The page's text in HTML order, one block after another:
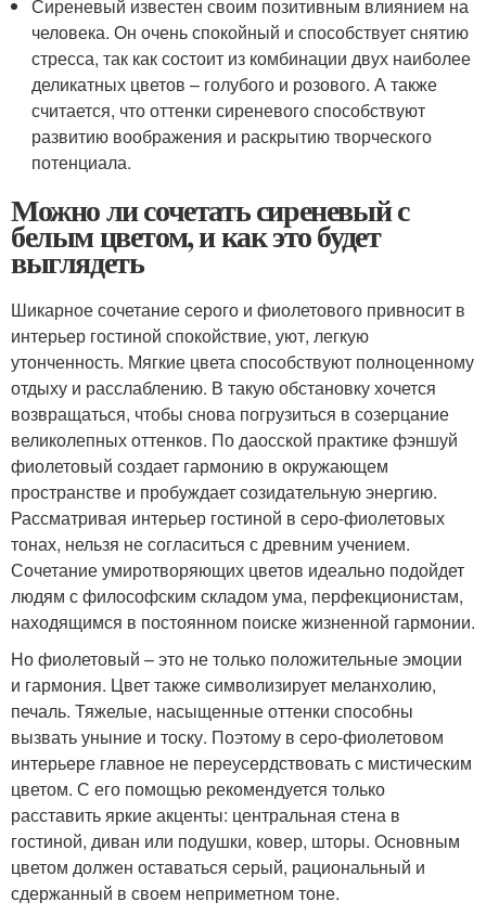
Сиреневый известен своим позитивным влиянием на
человека. Он очень спокойный и способствует снятию
стресса, так как состоит из комбинации двух наиболее
деликатных цветов – голубого и розового. А также
считается, что оттенки сиреневого способствуют
развитию воображения и раскрытию творческого
потенциала.
Можно ли сочетать сиреневый с
белым цветом, и как это будет
выглядеть
Шикарное сочетание серого и фиолетового привносит в
интерьер гостиной спокойствие, уют, легкую
утонченность. Мягкие цвета способствуют полноценному
отдыху и расслаблению. В такую обстановку хочется
возвращаться, чтобы снова погрузиться в созерцание
великолепных оттенков. По даосской практике фэншуй
фиолетовый создает гармонию в окружающем
пространстве и пробуждает созидательную энергию.
Рассматривая интерьер гостиной в серо-фиолетовых
тонах, нельзя не согласиться с древним учением.
Сочетание умиротворяющих цветов идеально подойдет
людям с философским складом ума, перфекционистам,
находящимся в постоянном поиске жизненной гармонии.
Но фиолетовый – это не только положительные эмоции
и гармония. Цвет также символизирует меланхолию,
печаль. Тяжелые, насыщенные оттенки способны
вызвать уныние и тоску. Поэтому в серо-фиолетовом
интерьере главное не переусердствовать с мистическим
цветом. С его помощью рекомендуется только
расставить яркие акценты: центральная стена в
гостиной, диван или подушки, ковер, шторы. Основным
цветом должен оставаться серый, рациональный и
сдержанный в своем неприметном тоне.